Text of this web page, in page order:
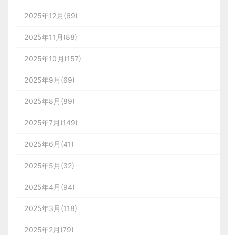
2025年12月(69)
2025年11月(88)
2025年10月(157)
2025年9月(69)
2025年8月(89)
2025年7月(149)
2025年6月(41)
2025年5月(32)
2025年4月(94)
2025年3月(118)
2025年2月(79)